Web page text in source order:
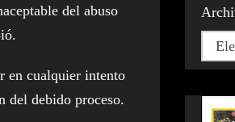
del abuso
en cualquier intento
del debido proceso.